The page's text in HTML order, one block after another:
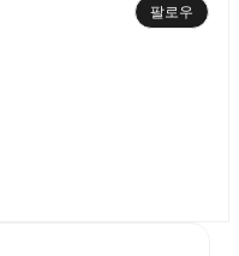
팔로우